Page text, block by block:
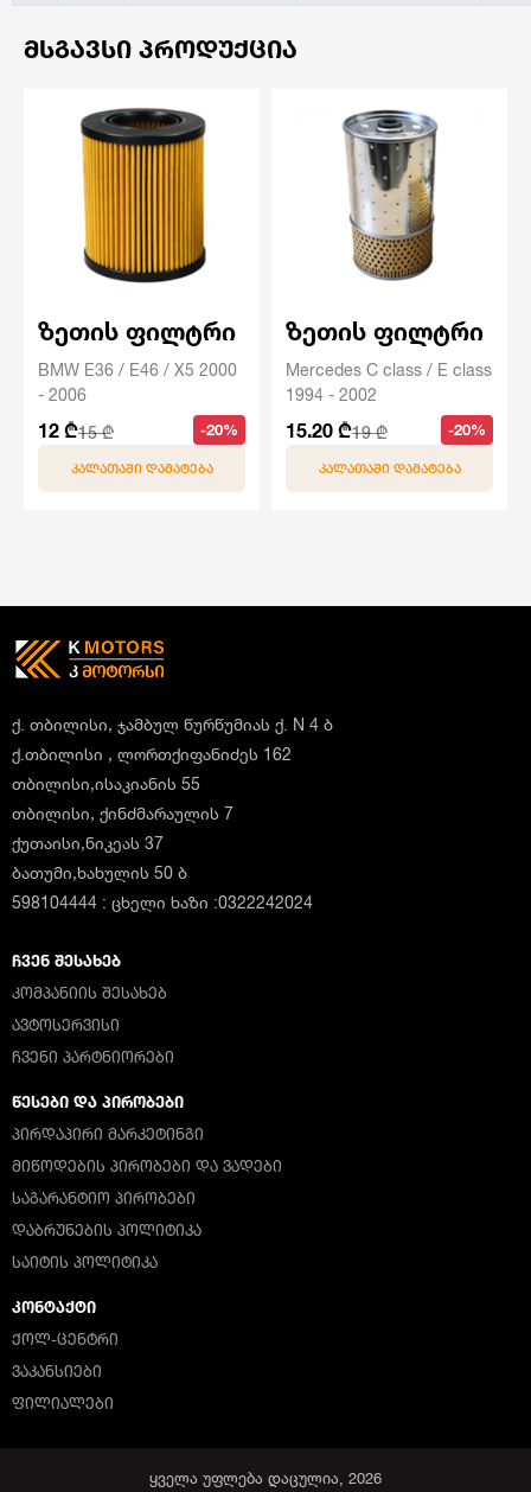
ᲛᲡᲒᲐᲕᲡᲘ ᲞᲠᲝᲓᲣᲥᲪᲘᲐ
ზეთის ფილტრი
BMW E36 / E46 / X5 2000
- 2006
12 ₾15 ₾ -20%
ᲙᲐᲚᲐᲗᲐᲨᲘ ᲓᲐᲛᲐᲢᲔᲑᲐ
ზეთის ფილტრი
Mercedes C class / E class
1994 - 2002
15.20 ₾19 ₾ -20%
ᲙᲐᲚᲐᲗᲐᲨᲘ ᲓᲐᲛᲐᲢᲔᲑᲐ
ქ. თბილისი, ჯამბულ წურწუმიას ქ. N 4 ბ
ქ.თბილისი , ლორთქიფანიძეს 162
თბილისი,ისაკიანის 55
თბილისი, ქინძმარაულის 7
ქუთაისი,ნიკეას 37
ბათუმი,ხახულის 50 ბ
598104444 : ცხელი ხაზი :0322242024
ᲩᲕᲔᲜ ᲨᲔᲡᲐᲮᲔᲑ
ᲙᲝᲛᲞᲐᲜᲘᲘᲡ ᲨᲔᲡᲐᲮᲔᲑ
ᲐᲕᲢᲝᲡᲔᲠᲕᲘᲡᲘ
ᲩᲕᲔᲜᲘ ᲞᲐᲠᲢᲜᲘᲝᲠᲔᲑᲘ
ᲬᲔᲡᲔᲑᲘ ᲓᲐ ᲞᲘᲠᲝᲑᲔᲑᲘ
ᲞᲘᲠᲓᲐᲞᲘᲠᲘ ᲛᲐᲠᲙᲔᲢᲘᲜᲒᲘ
ᲛᲘᲬᲝᲓᲔᲑᲘᲡ ᲞᲘᲠᲝᲑᲔᲑᲘ ᲓᲐ ᲕᲐᲓᲔᲑᲘ
ᲡᲐᲒᲐᲠᲐᲜᲢᲘᲝ ᲞᲘᲠᲝᲑᲔᲑᲘ
ᲓᲐᲑᲠᲣᲜᲔᲑᲘᲡ ᲞᲝᲚᲘᲢᲘᲙᲐ
ᲡᲐᲘᲢᲘᲡ ᲞᲝᲚᲘᲢᲘᲙᲐ
ᲙᲝᲜᲢᲐᲥᲢᲘ
ᲥᲝᲚ-ᲪᲔᲜᲢᲠᲘ
ᲕᲐᲙᲐᲜᲡᲘᲔᲑᲘ
ᲤᲘᲚᲘᲐᲚᲔᲑᲘ
ყველა უფლება დაცულია, 2026